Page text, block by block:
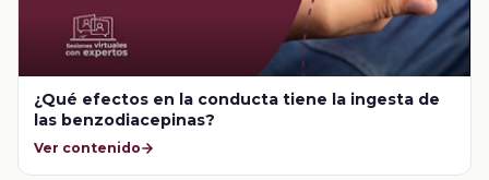
¿Qué efectos en la conducta tiene la ingesta de
las benzodiacepinas?
Ver contenido